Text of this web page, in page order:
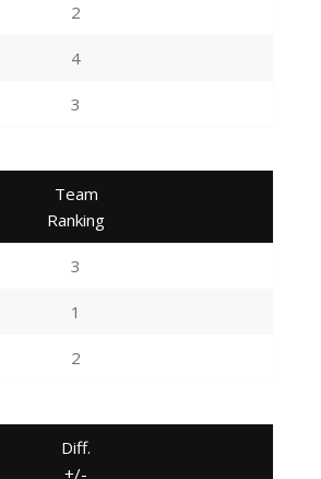
2
4
3
Team
Ranking
3
1
2
Diff.
+/-